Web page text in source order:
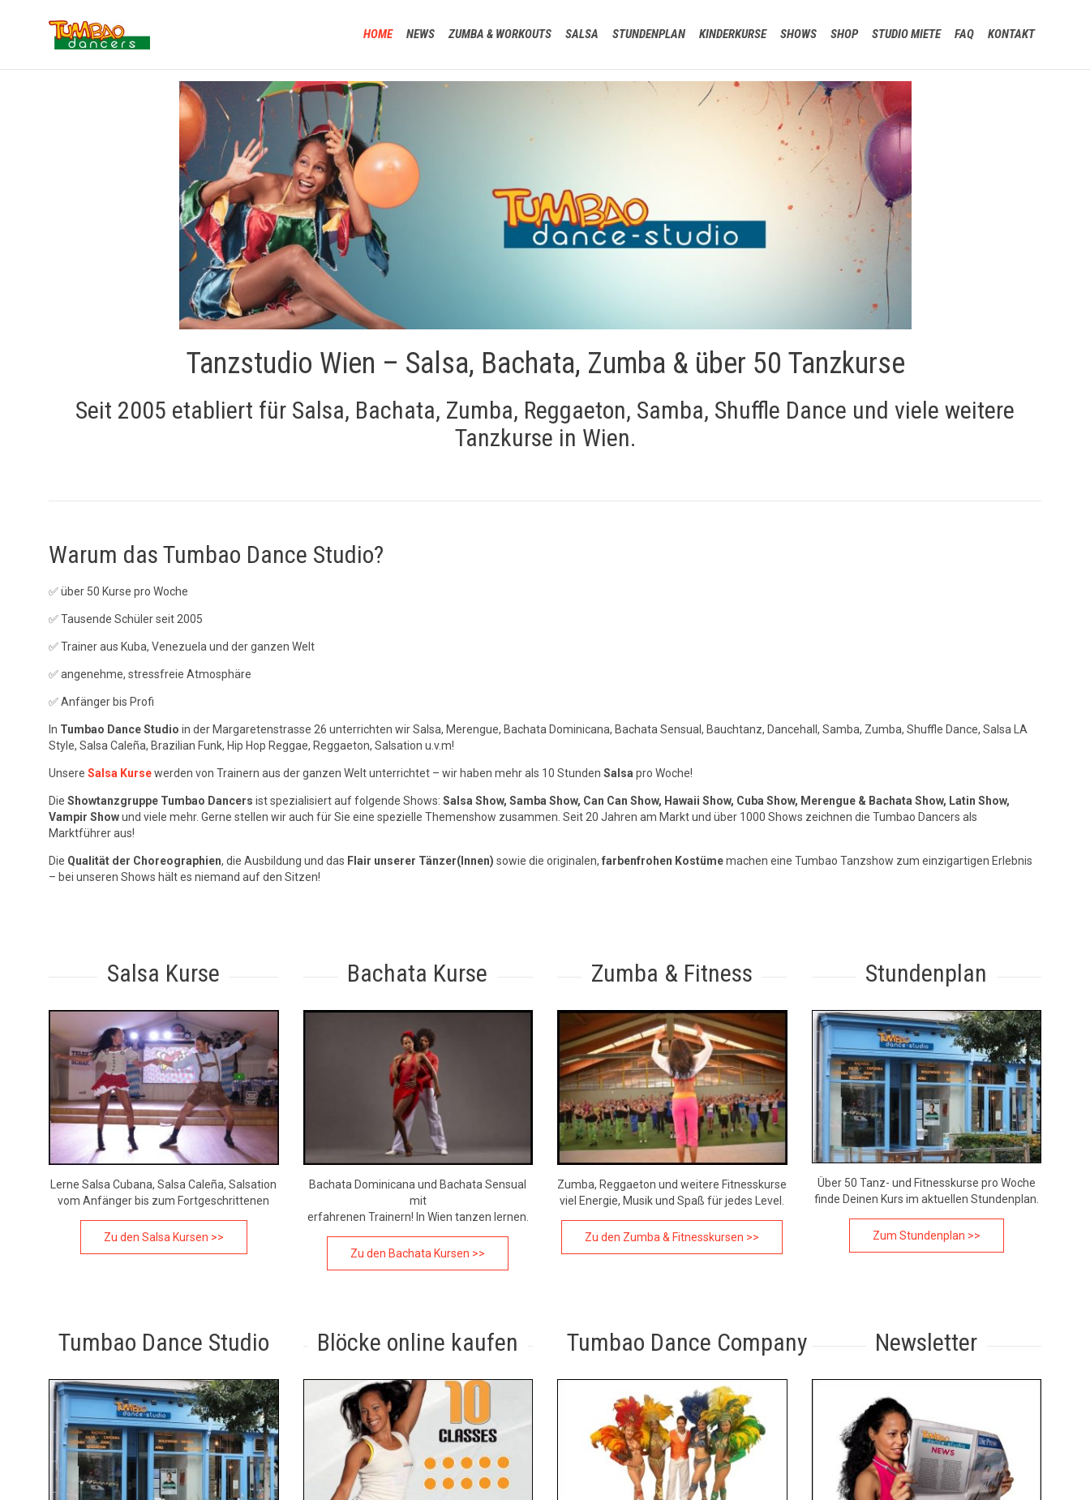
HOME NEWS ZUMBA & WORKOUTS SALSA STUNDENPLAN KINDERKURSE SHOWS SHOP STUDIO MIETE FAQ KONTAKT
Tanzstudio Wien – Salsa, Bachata, Zumba & über 50 Tanzkurse
Seit 2005 etabliert für Salsa, Bachata, Zumba, Reggaeton, Samba, Shuffle Dance und viele weitere
Tanzkurse in Wien.
Warum das Tumbao Dance Studio?
✅ über 50 Kurse pro Woche
✅ Tausende Schüler seit 2005
✅ Trainer aus Kuba, Venezuela und der ganzen Welt
✅ angenehme, stressfreie Atmosphäre
✅ Anfänger bis Profi
In Tumbao Dance Studio in der Margaretenstrasse 26 unterrichten wir Salsa, Merengue, Bachata Dominicana, Bachata Sensual, Bauchtanz, Dancehall, Samba, Zumba, Shuffle Dance, Salsa LA
Style, Salsa Caleña, Brazilian Funk, Hip Hop Reggae, Reggaeton, Salsation u.v.m!
Unsere Salsa Kursewerden von Trainern aus der ganzen Welt unterrichtet – wir haben mehr als 10 Stunden Salsa pro Woche!
Die Showtanzgruppe Tumbao Dancers ist spezialisiert auf folgende Shows: Salsa Show, Samba Show, Can Can Show, Hawaii Show, Cuba Show, Merengue & Bachata Show, Latin Show,
Vampir Showund viele mehr. Gerne stellen wir auch für Sie eine spezielle Themenshow zusammen. Seit 20 Jahren am Markt und über 1000 Shows zeichnen die Tumbao Dancers als
Marktführer aus!
Die Qualität der Choreographien, die Ausbildung und das Flair unserer Tänzer(Innen) sowie die originalen, farbenfrohen Kostümemachen eine Tumbao Tanzshow zum einzigartigen Erlebnis
– bei unseren Shows hält es niemand auf den Sitzen!
Salsa Kurse
Lerne Salsa Cubana, Salsa Caleña, Salsation
vom Anfänger bis zum Fortgeschrittenen
Zu den Salsa Kursen >>
Bachata Kurse
Bachata Dominicana und Bachata Sensual
mit
erfahrenen Trainern! In Wien tanzen lernen.
Zu den Bachata Kursen >>
Zumba & Fitness
Zumba, Reggaeton und weitere Fitnesskurse
viel Energie, Musik und Spaß für jedes Level.
Zu den Zumba & Fitnesskursen >>
Stundenplan
Über 50 Tanz- und Fitnesskurse pro Woche
finde Deinen Kurs im aktuellen Stundenplan.
Zum Stundenplan >>
Tumbao Dance Studio Blöcke online kaufen Tumbao Dance Company Newsletter